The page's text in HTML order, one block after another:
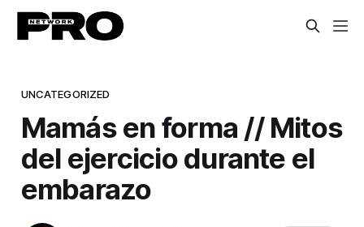
UNCATEGORIZED
Mamás en forma // Mitos
del ejercicio durante el
embarazo